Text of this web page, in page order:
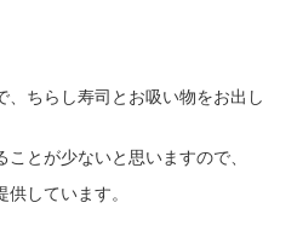
ちらし寿司とお吸い物をお出し
とが少ないと思いますので、
しています。